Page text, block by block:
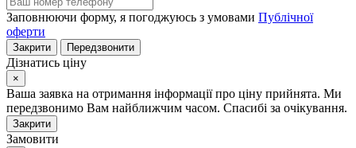
Заповнюючи форму, я погоджуюсь з умовами Публічної
оферти
Закрити Передзвонити
Дізнатись ціну
×
Ваша заявка на отримання інформації про ціну прийнята. Ми
передзвонимо Вам найближчим часом. Спасибі за очікування.
Закрити
Замовити